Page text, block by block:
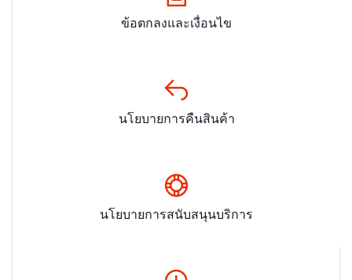
ข้อตกลงและเงื่อนไข
นโยบายการคืนสินค้า
นโยบายการสนับสนุนบริการ